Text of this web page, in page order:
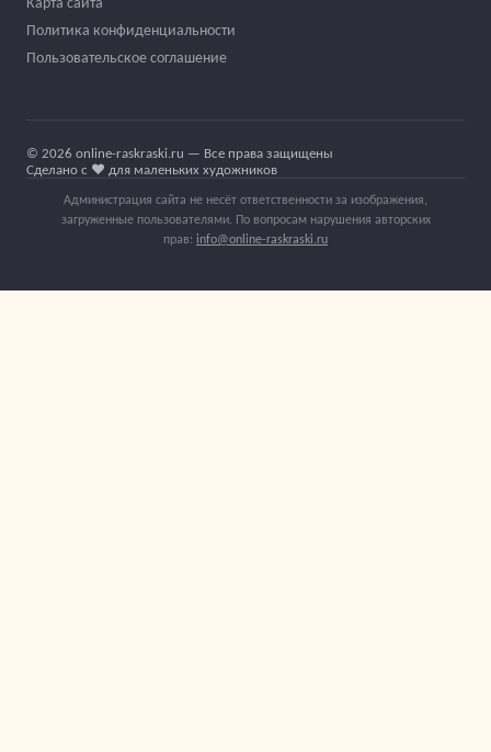
Политика конфиденциальности
Пользовательское соглашение
© 2026 online-raskraski.ru — Все права защищены
Сделано с ❤️ для маленьких художников
Администрация сайта не несёт ответственности за изображения,
загруженные пользователями. По вопросам нарушения авторских
прав: info@online-raskraski.ru